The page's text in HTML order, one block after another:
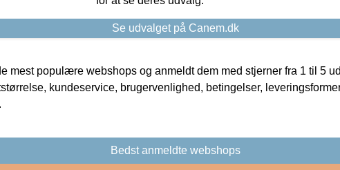
Se udvalget på Canem.dk
mest populære webshops og anmeldt dem med stjerner fra 1 til 5
kundeservice, brugervenlighed, betingelser,
Bedst anmeldte webshops